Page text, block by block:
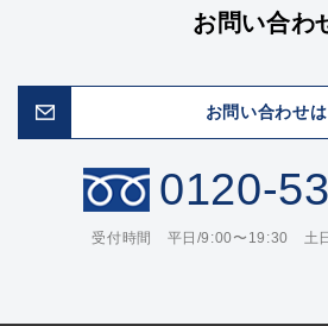
お問い合わ
お問い合わせ
0120-
受付時間 平日/9:00〜19:30 土